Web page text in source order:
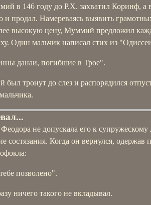
в 146 году до Р.Х. захватил Коринф, а
и продал. Намереваясь выявить
высокую цену, Муммий предложил
Один мальчик написал стих из
данаи, погибшие в Трое".
тронут до слез и распорядился
не допускала его к супружескому
состязания. Когда он вернулся, одержав
позволено".
ничего такого не вкладывал.